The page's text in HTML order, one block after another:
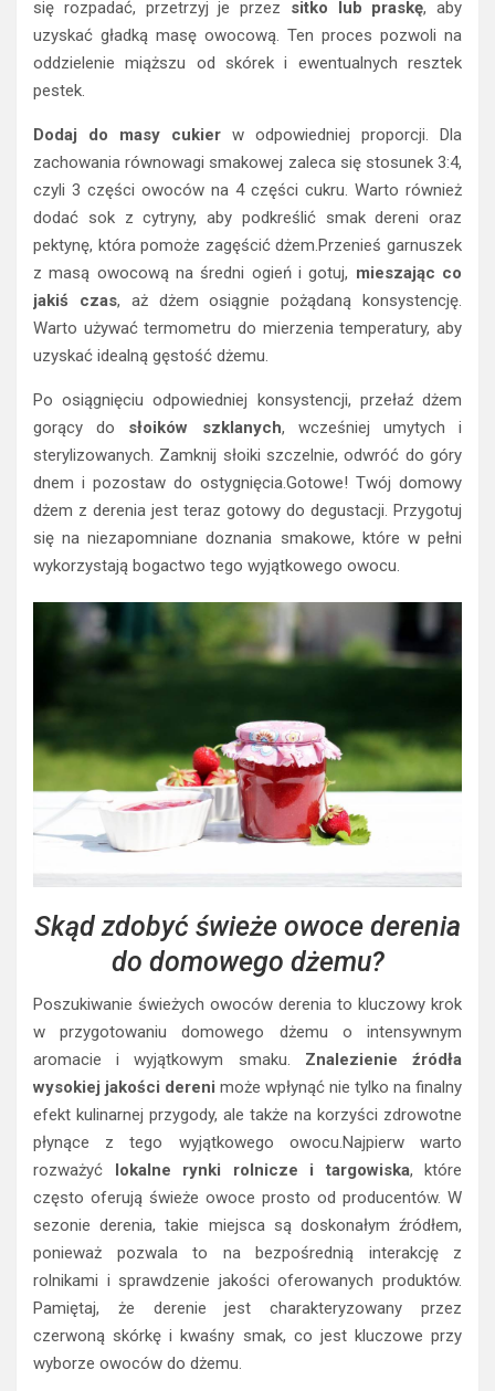
się rozpadać, przetrzyj je przez sitko lub praskę, aby
uzyskać gładką masę owocową. Ten proces pozwoli na
oddzielenie miąższu od skórek i ewentualnych resztek
pestek.
Dodaj do masy cukier w odpowiedniej proporcji. Dla
zachowania równowagi smakowej zaleca się stosunek 3:4,
czyli 3 części owoców na 4 części cukru. Warto również
dodać sok z cytryny, aby podkreślić smak dereni oraz
pektynę, która pomoże zagęścić dżem.Przenieś garnuszek
z masą owocową na średni ogień i gotuj, mieszając co
jakiś czas, aż dżem osiągnie pożądaną konsystencję.
Warto używać termometru do mierzenia temperatury, aby
uzyskać idealną gęstość dżemu.
Po osiągnięciu odpowiedniej konsystencji, przełaź dżem
gorący do słoików szklanych, wcześniej umytych i
sterylizowanych. Zamknij słoiki szczelnie, odwróć do góry
dnem i pozostaw do ostygnięcia.Gotowe! Twój domowy
dżem z derenia jest teraz gotowy do degustacji. Przygotuj
się na niezapomniane doznania smakowe, które w pełni
wykorzystają bogactwo tego wyjątkowego owocu.
Skąd zdobyć świeże owoce derenia
do domowego dżemu?
Poszukiwanie świeżych owoców derenia to kluczowy krok
w przygotowaniu domowego dżemu o intensywnym
aromacie i wyjątkowym smaku. Znalezienie źródła
wysokiej jakości dereni może wpłynąć nie tylko na finalny
efekt kulinarnej przygody, ale także na korzyści zdrowotne
płynące z tego wyjątkowego owocu.Najpierw warto
rozważyć lokalne rynki rolnicze i targowiska, które
często oferują świeże owoce prosto od producentów. W
sezonie derenia, takie miejsca są doskonałym źródłem,
ponieważ pozwala to na bezpośrednią interakcję z
rolnikami i sprawdzenie jakości oferowanych produktów.
Pamiętaj, że derenie jest charakteryzowany przez
czerwoną skórkę i kwaśny smak, co jest kluczowe przy
wyborze owoców do dżemu.